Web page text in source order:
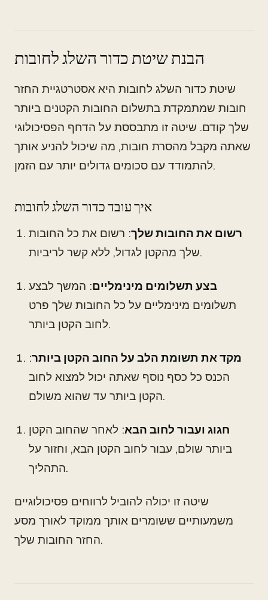
הבנת שיטת כדור השלג לחובות
שיטת כדור השלג לחובות היא אסטרטגיית החזר
חובות שמתמקדת בתשלום החובות הקטנים ביותר
שלך קודם. שיטה זו מתבססת על הדחף הפסיכולוגי
שאתה מקבל מהסרת חובות, מה שיכול להניע אותך
להתמודד עם סכומים גדולים יותר עם הזמן.
איך עובד כדור השלג לחובות
רשום את החובות שלך: רשום את כל החובות
שלך מהקטן לגדול, ללא קשר לריביות.
בצע תשלומים מינימליים: המשך לבצע
תשלומים מינימליים על כל החובות שלך פרט
לחוב הקטן ביותר.
מקד את תשומת הלב על החוב הקטן ביותר:
הכנס כל כסף נוסף שאתה יכול למצוא לחוב
הקטן ביותר עד שהוא משולם.
חגוג ועבור לחוב הבא: לאחר שהחוב הקטן
ביותר שולם, עבור לחוב הקטן הבא, וחזור על
התהליך.
שיטה זו יכולה להוביל לרווחים פסיכולוגיים
משמעותיים ששומרים אותך ממוקד לאורך מסע
החזר החובות שלך.